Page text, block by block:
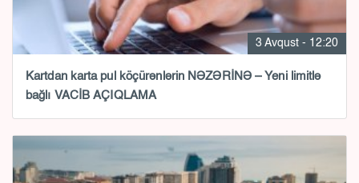
3 Avqust - 12:20
Kartdan karta pul köçürənlərin NƏZƏRİNƏ – Yeni limitlə
bağlı VACİB AÇIQLAMA